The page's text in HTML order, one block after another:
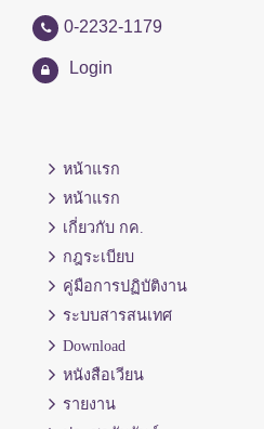
0-2232-1179
Login
หน้าแรก
หน้าแรก
เกี่ยวกับ กค.
กฎระเบียบ
คู่มือการปฏิบัติงาน
ระบบสารสนเทศ
Download
หนังสือเวียน
รายงาน